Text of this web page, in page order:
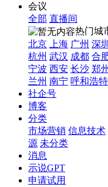
会议
全部 直播间
热门城
北京
上海 广州 深圳
杭州 武汉 成都 合
宁波 西安 长沙 郑州
兰州 南宁 呼和浩特
社企号
博客
分类
市场营销 信息技术
源 未分类
消息
示说GPT
申请试用